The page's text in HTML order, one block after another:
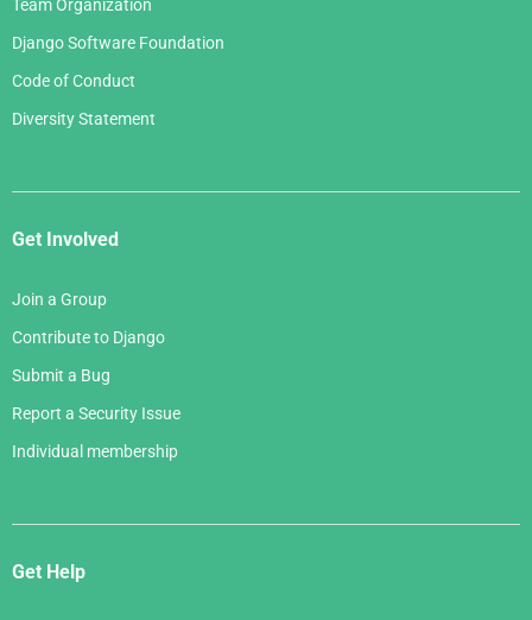
Team Organization
Django Software Foundation
Code of Conduct
Diversity Statement
Get Involved
Join a Group
Contribute to Django
Submit a Bug
Report a Security Issue
Individual membership
Get Help